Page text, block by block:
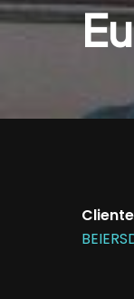
Cliente